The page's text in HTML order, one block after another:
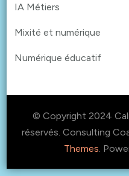
IA Métiers
Mixité et numérique
Numérique éducatif
© Copyright 2024
réservés. Consulting
Themes .